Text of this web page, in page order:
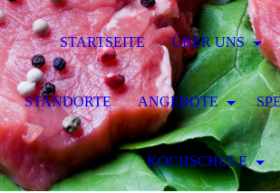
STARTSEITE ÜBER UNS
STANDORTE ANGEBOTE
KOCHSCHULE